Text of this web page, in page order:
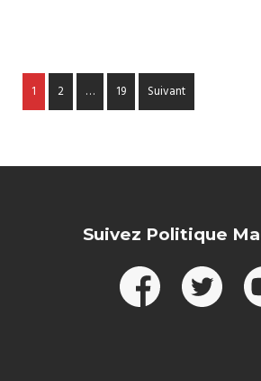
1 2 … 19 Suivant
Suivez Politique